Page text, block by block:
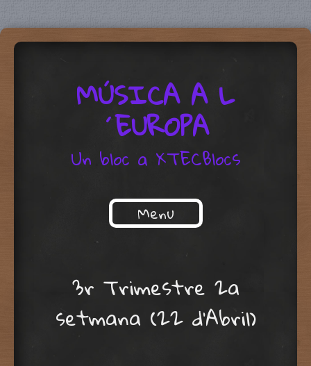
MÚSICA A L
´EUROPA
Un bloc a XTECBlocs
Menu
Skip to content
3r Trimestre 2a
setmana (22 d’Abril)